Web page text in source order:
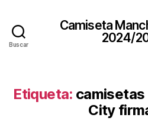
Buscar
Camiseta
2024/
Etiqueta:
City